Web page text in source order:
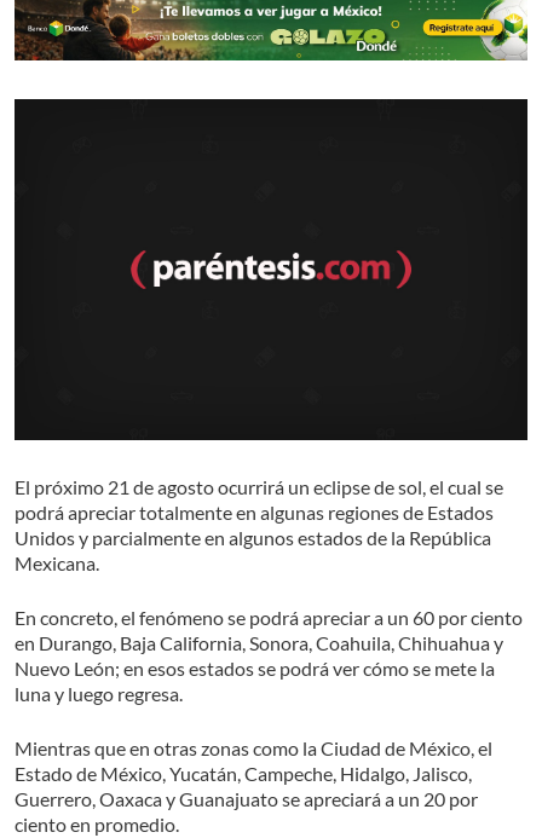
El próximo 21 de agosto ocurrirá un eclipse de sol, el cual se
podrá apreciar totalmente en algunas regiones de Estados
Unidos y parcialmente en algunos estados de la República
Mexicana.
En concreto, el fenómeno se podrá apreciar a un 60 por ciento
en Durango, Baja California, Sonora, Coahuila, Chihuahua y
Nuevo León; en esos estados se podrá ver cómo se mete la
luna y luego regresa.
Mientras que en otras zonas como la Ciudad de México, el
Estado de México, Yucatán, Campeche, Hidalgo, Jalisco,
Guerrero, Oaxaca y Guanajuato se apreciará a un 20 por
ciento en promedio.